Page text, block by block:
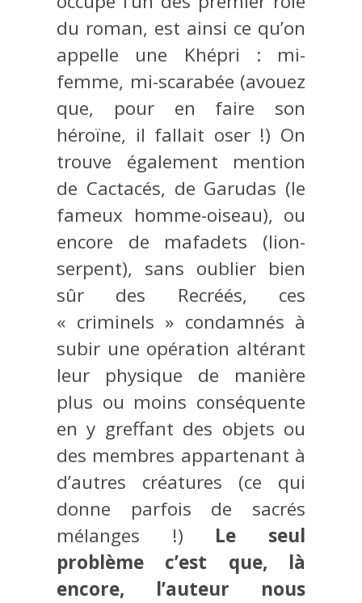
du roman, est ainsi ce qu’on
appelle une Khépri : mi-
femme, mi-scarabée (avouez
que, pour en faire son
héroïne, il fallait oser !) On
trouve également mention
de Cactacés, de Garudas (le
fameux homme-oiseau), ou
encore de mafadets (lion-
serpent), sans oublier bien
sûr des Recréés, ces
« criminels » condamnés à
subir une opération altérant
leur physique de manière
plus ou moins conséquente
en y greffant des objets ou
des membres appartenant à
d’autres créatures (ce qui
donne parfois de sacrés
mélanges !) Le seul
problème c’est que, là
encore, l’auteur nous